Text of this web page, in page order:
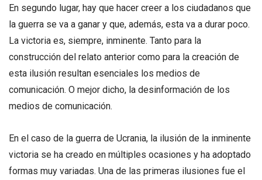
En segundo lugar, hay que hacer creer a los ciudadanos que
la guerra se va a ganar y que, además, esta va a durar poco.
La victoria es, siempre, inminente. Tanto para la
construcción del relato anterior como para la creación de
esta ilusión resultan esenciales los medios de
comunicación. O mejor dicho, la desinformación de los
medios de comunicación.
En el caso de la guerra de Ucrania, la ilusión de la inminente
victoria se ha creado en múltiples ocasiones y ha adoptado
formas muy variadas. Una de las primeras ilusiones fue el